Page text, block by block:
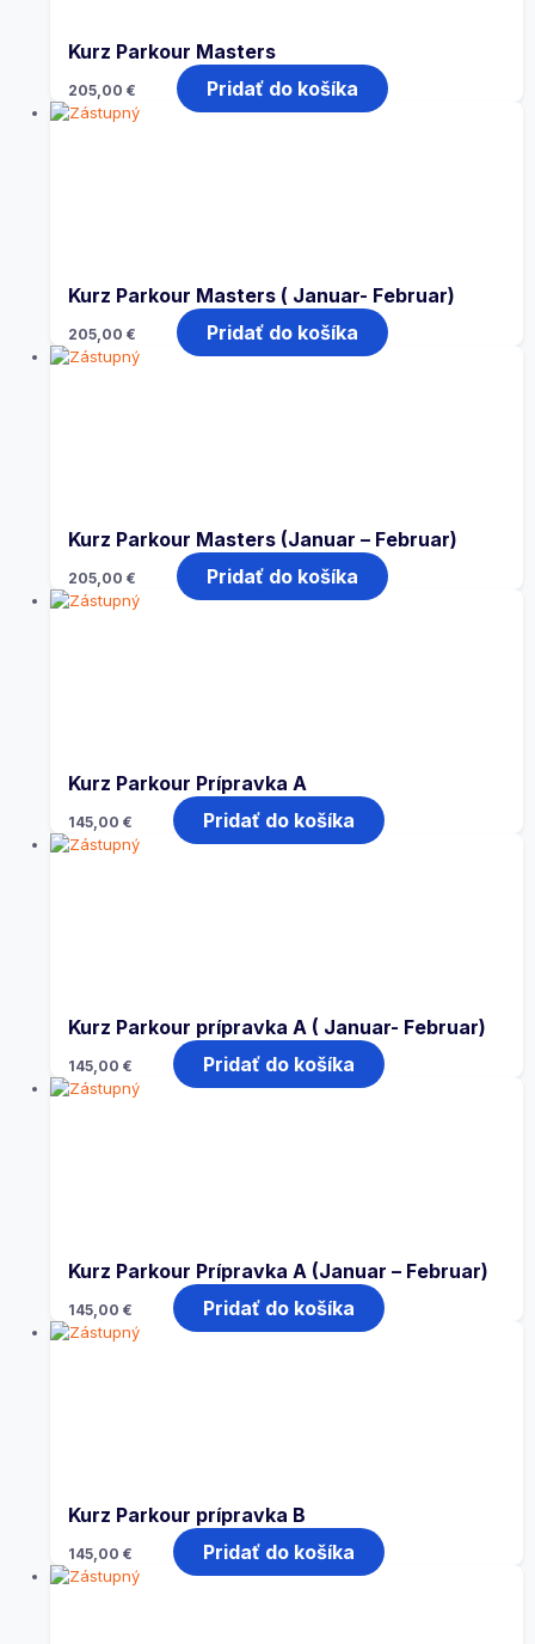
Kurz Parkour Masters
205,00 € Pridať do košíka
Kurz Parkour Masters ( Januar- Februar)
205,00 € Pridať do košíka
Kurz Parkour Masters (Januar – Februar)
205,00 € Pridať do košíka
Kurz Parkour Prípravka A
145,00 € Pridať do košíka
Kurz Parkour prípravka A ( Januar- Februar)
145,00 € Pridať do košíka
Kurz Parkour Prípravka A (Januar – Februar)
145,00 € Pridať do košíka
Kurz Parkour prípravka B
145,00 € Pridať do košíka